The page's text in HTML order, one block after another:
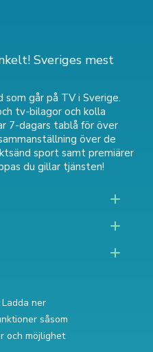
Sveriges mest
går på TV i Sverige.
tv-bilagor och kolla
7-dagars tablå för över
över de
sport samt premiärer
du gillar tjänsten!
ner
såsom
och möjlighet